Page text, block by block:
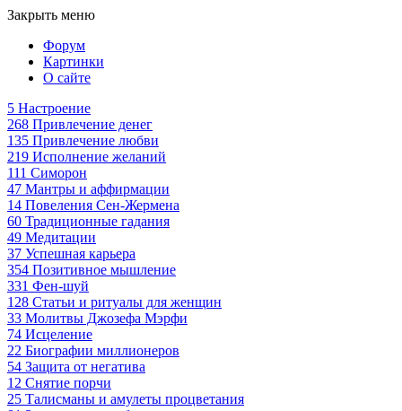
Закрыть меню
Форум
Картинки
О сайте
5 Настроение
268 Привлечение денег
135 Привлечение любви
219 Исполнение желаний
111 Симорон
47 Мантры и аффирмации
14 Повеления Сен-Жермена
60 Традиционные гадания
49 Медитации
37 Успешная карьера
354 Позитивное мышление
331 Фен-шуй
128 Статьи и ритуалы для женщин
33 Молитвы Джозефа Мэрфи
74 Исцеление
22 Биографии миллионеров
54 Защита от негатива
12 Снятие порчи
25 Талисманы и амулеты процветания